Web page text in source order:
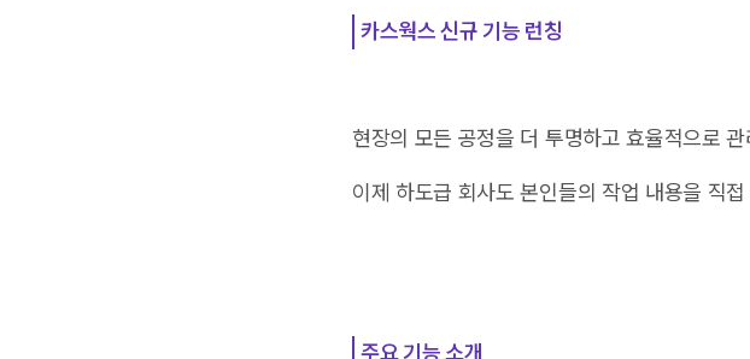
카스웍스 신규 기능 런칭
현장의 모든 공정을 더 투명하고 효율적으로
이제 하도급 회사도 본인들의 작업 내용을 직
주요 기능 소개